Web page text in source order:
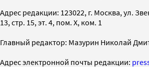
Адрес редакции: 123022, г. Москва, ул.
13, стр. 15, эт. 4, пом. X, ком. 1
Главный редактор: Мазурин Николай
Адрес электронной почты редакции: